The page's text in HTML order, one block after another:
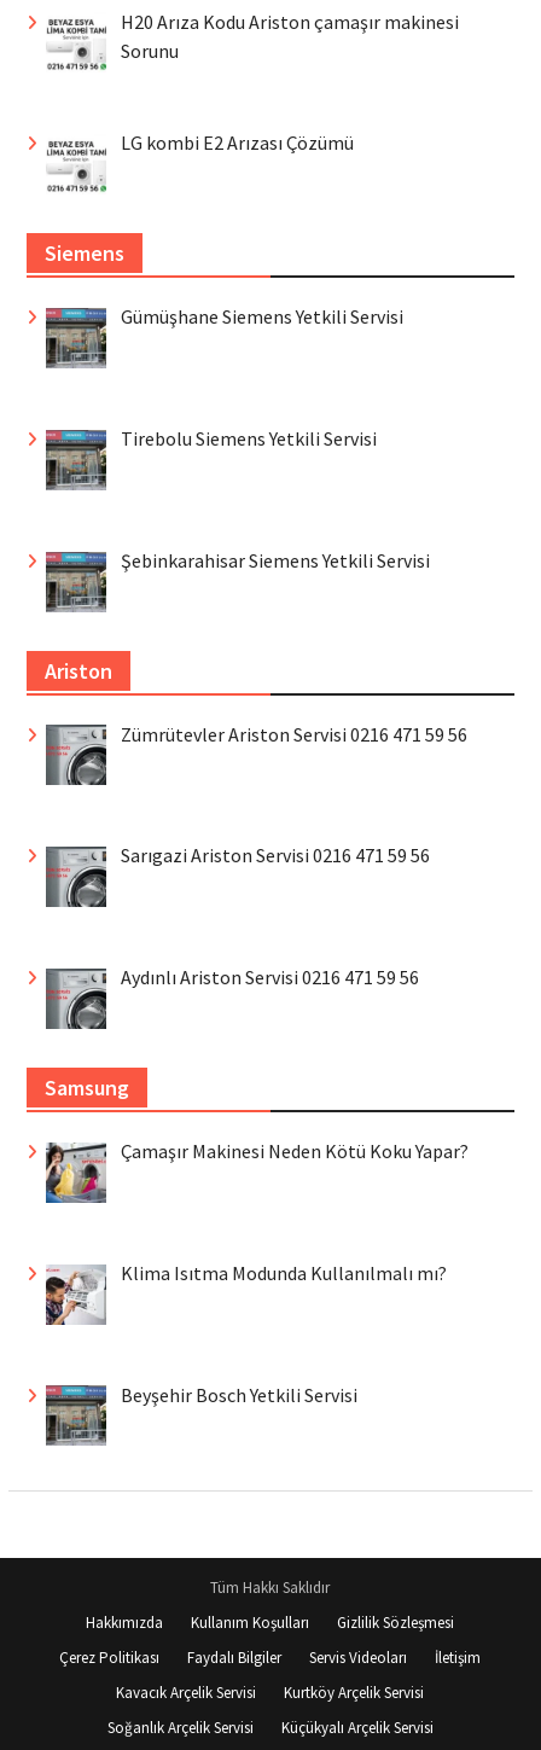
H20 Arıza Kodu Ariston çamaşır makinesi
Sorunu
LG kombi E2 Arızası Çözümü
Siemens
Gümüşhane Siemens Yetkili Servisi
Tirebolu Siemens Yetkili Servisi
Şebinkarahisar Siemens Yetkili Servisi
Ariston
Zümrütevler Ariston Servisi 0216 471 59 56
Sarıgazi Ariston Servisi 0216 471 59 56
Aydınlı Ariston Servisi 0216 471 59 56
Samsung
Çamaşır Makinesi Neden Kötü Koku Yapar?
Klima Isıtma Modunda Kullanılmalı mı?
Beyşehir Bosch Yetkili Servisi
Tüm Hakkı Saklıdır
Hakkımızda
Kullanım Koşulları
Gizlilik Sözleşmesi
Çerez Politikası
Faydalı Bilgiler Servis Videoları
İletişim
Kavacık Arçelik Servisi
Kurtköy Arçelik Servisi
Soğanlık Arçelik Servisi
Küçükyalı Arçelik Servisi